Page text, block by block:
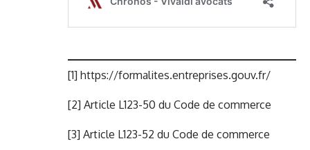
[1] https://formalites.entreprises.gouv.fr/
[2] Article L123-50 du Code de commerce
[3] Article L123-52 du Code de commerce